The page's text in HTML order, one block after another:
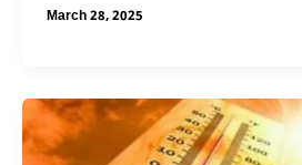
March 28, 2025